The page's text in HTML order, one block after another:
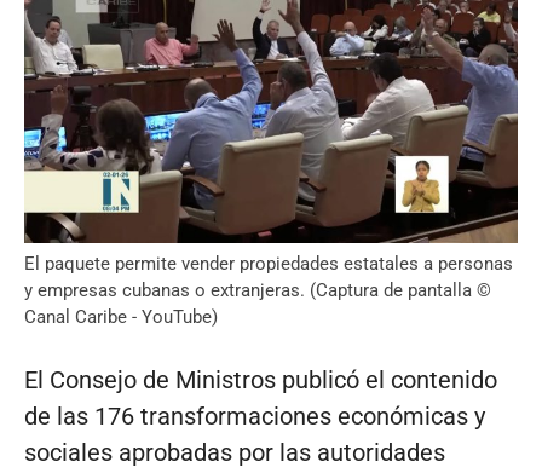
El paquete permite vender propiedades estatales a personas
y empresas cubanas o extranjeras. (Captura de pantalla ©
Canal Caribe - YouTube)
El Consejo de Ministros publicó el contenido
de las 176 transformaciones económicas y
sociales aprobadas por las autoridades